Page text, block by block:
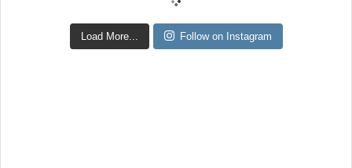
Load More... Follow on Instagram